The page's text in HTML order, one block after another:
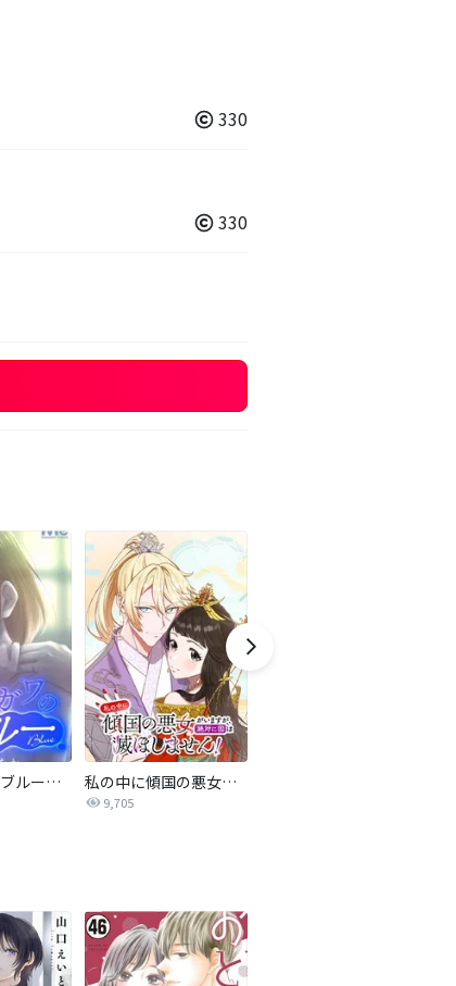
330
330
サレタガワのブルー【タテヨミ】 私の中に傾国の悪女がいますが、絶対に国は滅ぼしません！【タテヨミ】
9,705